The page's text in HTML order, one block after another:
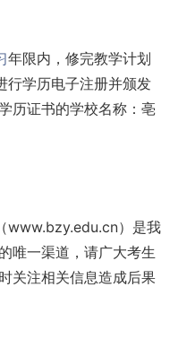
年限内，修完教学计划
行学历电子注册并颁发
历证书的学校名称：亳
www.bzy.edu.cn）是我
唯一渠道，请广大考生
关注相关信息造成后果